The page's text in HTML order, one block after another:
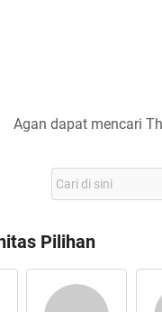
Agan dapat mencari
Pilihan